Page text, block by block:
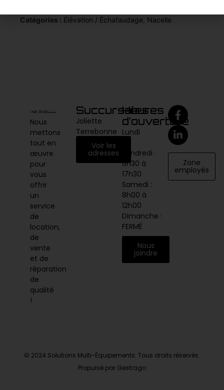
Catégories : Élévation / Échafaudage Nacelle
Nous
mettons
tout en
œuvre
pour
vous
offrir
un
service
de
location,
de
vente
et de
réparation
de
qualité
!
Succursales
Joliette
Terrebonne
Voir les
adresses
Heures
d’ouverture
Lundi
vendredi :
6h30 à
17h30
Samedi :
8h00 à
12h00
Dimanche :
FERMÉ
Nous
joindre
Zone
employés
© 2024 Solutions Multi-Équipements. Tous droits réservés.
Propulsé par Gestrago